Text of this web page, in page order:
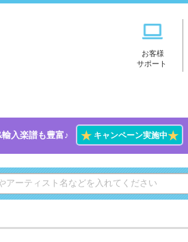
お客様
サポート
輸入楽譜も豊富♪ ★キャンペーン実施中★